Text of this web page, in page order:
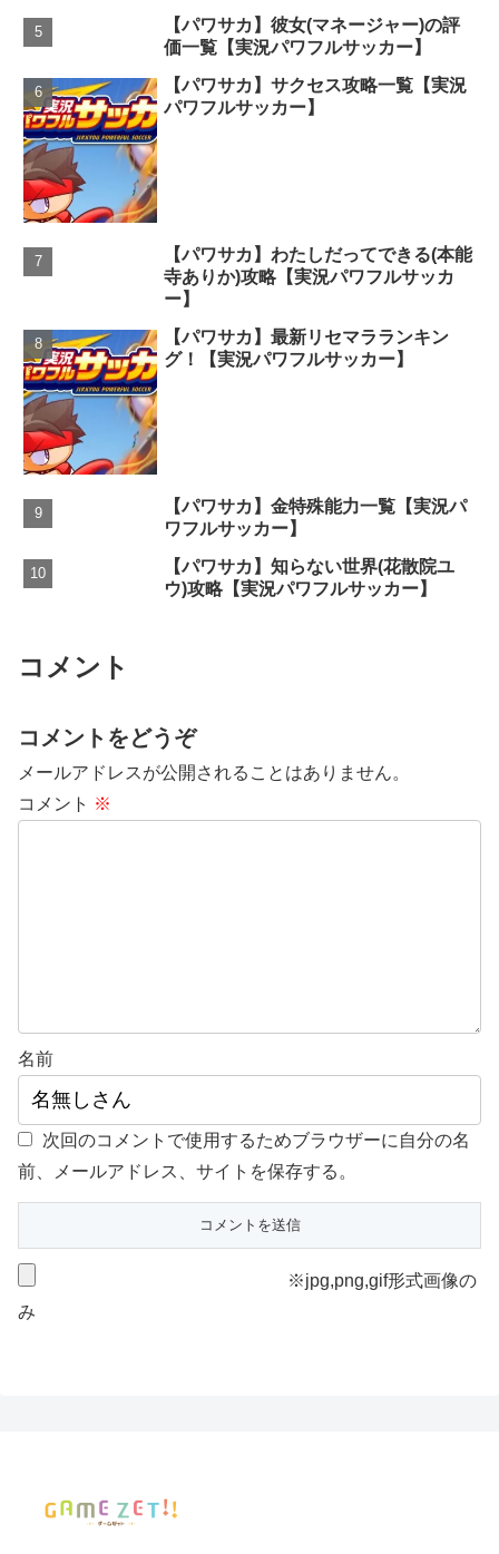
【パワサカ】彼女(マネージャー)の評
価一覧【実況パワフルサッカー】
【パワサカ】サクセス攻略一覧【実況
パワフルサッカー】
【パワサカ】わたしだってできる(本能
寺ありか)攻略【実況パワフルサッカ
ー】
【パワサカ】最新リセマラランキン
グ！【実況パワフルサッカー】
【パワサカ】金特殊能力一覧【実況パ
ワフルサッカー】
【パワサカ】知らない世界(花散院ユ
ウ)攻略【実況パワフルサッカー】
コメント
コメントをどうぞ
メールアドレスが公開されることはありません。
コメント ※
名前
次回のコメントで使用するためブラウザーに自分の名
前、メールアドレス、サイトを保存する。
※jpg,png,gif形式画像の
み